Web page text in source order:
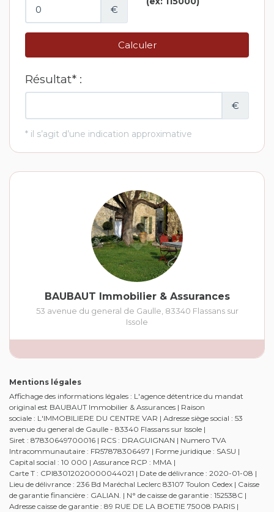
BAUBAUT Immobilier & Assurances
53 avenue du general de Gaulle, 83340 Flassans sur
Issole
Mentions légales
Affichage des informations légales : L'agence détentrice du mandat
original est BAUBAUT Immobilier & Assurances | Raison
sociale : L'IMMOBILIERE DU CENTRE VAR | Adresse siège social : 53
avenue du general de Gaulle - 83340 Flassans sur Issole |
Siret : 87830649700016 | RCS : DRAGUIGNAN | Numero TVA
Intracommunautaire : FR57878306497 | Forme juridique : SASU |
Capital social : 10 000 | Assurance RCP : MMA |
Carte T : CPI83012020000044021 | Date de délivrance : 2020-01-08 |
Lieu de délivrance : 236 Bd Maréchal Leclerc 83107 Toulon Cedex | Caisse
de garantie financière : GALIAN. | N° de caisse de garantie : 152538C |
Adresse caisse de garantie : 89 RUE DE LA BOETIE 75008 PARIS |